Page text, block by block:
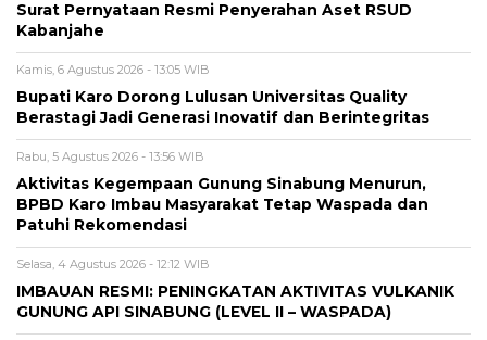
Surat Pernyataan Resmi Penyerahan Aset RSUD
Kabanjahe
Kamis, 6 Agustus 2026 - 13:05 WIB
Bupati Karo Dorong Lulusan Universitas Quality
Berastagi Jadi Generasi Inovatif dan Berintegritas
Rabu, 5 Agustus 2026 - 13:56 WIB
Aktivitas Kegempaan Gunung Sinabung Menurun,
BPBD Karo Imbau Masyarakat Tetap Waspada dan
Patuhi Rekomendasi
Selasa, 4 Agustus 2026 - 12:12 WIB
IMBAUAN RESMI: PENINGKATAN AKTIVITAS VULKANIK
GUNUNG API SINABUNG (LEVEL II – WASPADA)